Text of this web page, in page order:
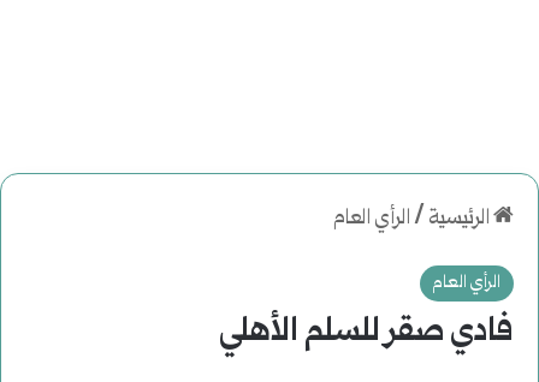
الرئيسية /الرأي العام
الرأي العام
فادي صقر للسلم الأهلي